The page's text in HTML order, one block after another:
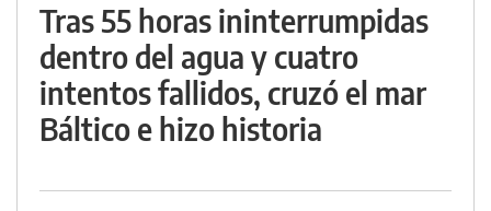
Tras 55 horas ininterrumpidas
dentro del agua y cuatro
intentos fallidos, cruzó el mar
Báltico e hizo historia